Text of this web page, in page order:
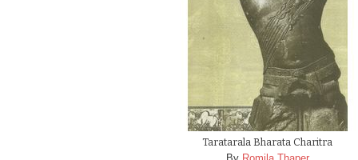
Taratarala Bharata Charitra